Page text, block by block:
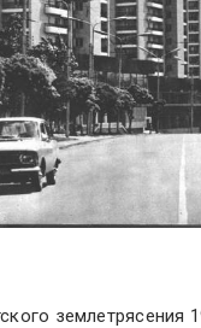
землетрясения